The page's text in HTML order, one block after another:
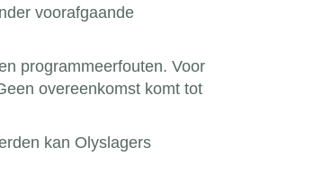
voorafgaande
programmeerfouten. Voor
overeenkomst komt tot
kan Olyslagers